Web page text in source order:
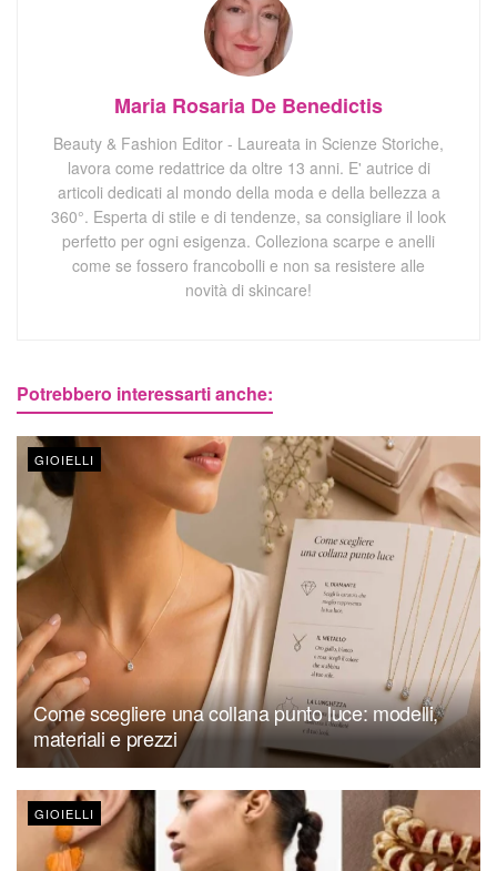
Maria Rosaria De Benedictis
Beauty & Fashion Editor - Laureata in Scienze Storiche,
lavora come redattrice da oltre 13 anni. E' autrice di
articoli dedicati al mondo della moda e della bellezza a
360°. Esperta di stile e di tendenze, sa consigliare il look
perfetto per ogni esigenza. Colleziona scarpe e anelli
come se fossero francobolli e non sa resistere alle
novità di skincare!
Potrebbero interessarti anche:
GIOIELLI
Come scegliere una collana punto luce: modelli,
materiali e prezzi
GIOIELLI